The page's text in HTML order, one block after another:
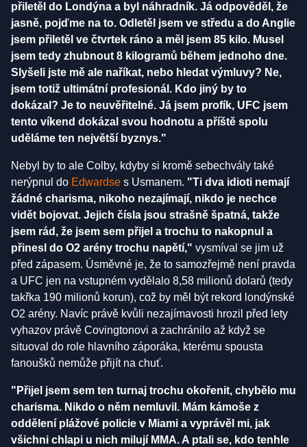
přiletěl do Londýna a byl náhradník. Já odpověděl, že
jasně, pojďme na to. Odletěl jsem ve středu a do Anglie
jsem přiletěl ve čtvrtek ráno a měl jsem 85 kilo. Musel
jsem tedy zhubnout 8 kilogramů během jednoho dne.
Slyšeli jste mě ale naříkat, nebo hledat výmluvy? Ne,
jsem totiž ultimátní profesionál. Kdo jiný by to
dokázal? Je to neuvěřitelné. Já jsem profík, UFC jsem
tento víkend dokázal svou hodnotu a příště spolu
uděláme ten největší byznys."
Nebyl by to ale Colby, kdyby si kromě sebechvály také
nerýpnul do Edwardse s Usmanem. "Ti dva idioti nemají
žádné charisma, nikoho nezajímají, nikdo je nechce
vidět bojovat. Jejich čísla jsou strašně špatná, takže
jsem rád, že jsem sem přijel a trochu to nakopnul a
přinesl do O2 arény trochu napětí," vysmíval se jim už
před zápasem. Úsměvné je, že to samozřejmě není pravda
a UFC jen na vstupném vydělalo 8,58 milionů dolarů (tedy
takřka 190 milionů korun), což by měl být rekord londýnské
O2 arény. Navíc právě kvůli nezajímavosti hrozil před lety
vyhazov právě Covingtonovi a zachránilo až když se
situoval do role hlavního záporáka, kterému spousta
fanoušků nemůže přijít na chuť.
"Přijel jsem sem ten turnaj trochu okořenit, chybělo mu
charisma. Nikdo o něm nemluvil. Mám kámoše z
oddělení plážové policie v Miami a vyprávěl mi, jak
všichni chlapi u nich milují MMA. A ptali se, kdo tenhle